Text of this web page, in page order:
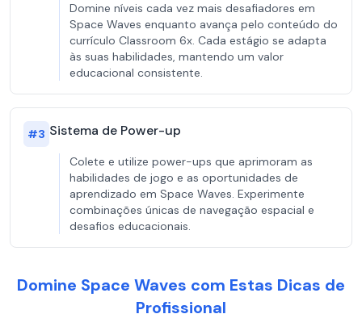
Domine níveis cada vez mais desafiadores em
Space Waves enquanto avança pelo conteúdo do
currículo Classroom 6x. Cada estágio se adapta
às suas habilidades, mantendo um valor
educacional consistente.
#3 Sistema de Power-up
Colete e utilize power-ups que aprimoram as
habilidades de jogo e as oportunidades de
aprendizado em Space Waves. Experimente
combinações únicas de navegação espacial e
desafios educacionais.
Domine Space Waves com Estas Dicas de
Profissional